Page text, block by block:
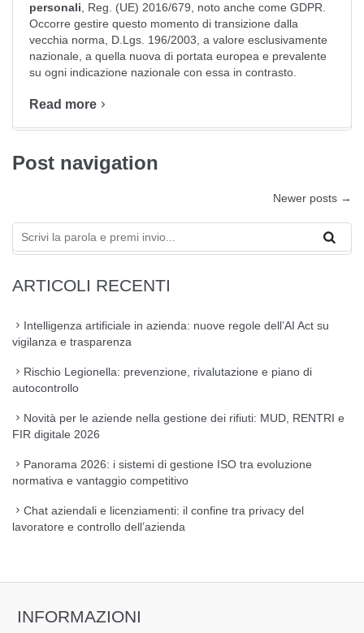
personali , Reg. (UE) 2016/679, noto anche come GDPR.
Occorre gestire questo momento di transizione dalla
vecchia norma, D.Lgs. 196/2003, a valore esclusivamente
nazionale, a quella nuova di portata europea e prevalente
su ogni indicazione nazionale con essa in contrasto.
Read more
Post navigation
Newer posts →
ARTICOLI RECENTI
Intelligenza artificiale in azienda: nuove regole dell’AI Act su
vigilanza e trasparenza
Rischio Legionella: prevenzione, rivalutazione e piano di
autocontrollo
Novità per le aziende nella gestione dei rifiuti: MUD, RENTRI e
FIR digitale 2026
Panorama 2026: i sistemi di gestione ISO tra evoluzione
normativa e vantaggio competitivo
Chat aziendali e licenziamenti: il confine tra privacy del
lavoratore e controllo dell’azienda
INFORMAZIONI